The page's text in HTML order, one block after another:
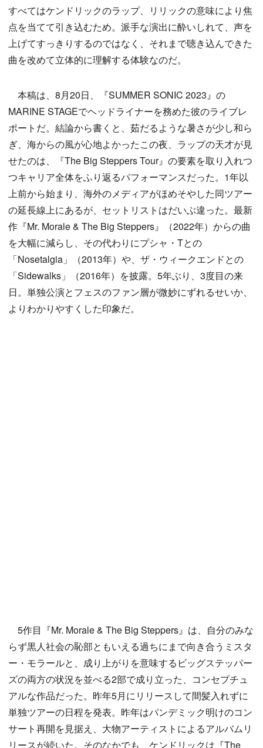
すべてはケンドリックのラップ、リリックの意味により焦
点を当てて引き込むため。派手な演出に酔いしれて、声を
上げてすっきりするのではなく、それまで聴き込んできた
曲を改めて立体的に理解する体験なのだ。
本稿は、8月20日、『SUMMER SONIC 2023』の
MARINE STAGEでヘッドライナーを務めた彼のライブレ
ポートだ。結論から書くと、茹だるような暑さが少し和ら
ぎ、海からの風が心地よかったこの夜、ラップの天才が見
せたのは、『The Big Steppers Tour』の要素を取り入れつ
つキャリア全体をふり返るパフォーマンスだった。1年以
上前から始まり、海外のメディアがほめそやした同ツアー
の延長線上にあるが、セットリストはだいぶ違った。最新
作『Mr. Morale & The Big Steppers』（2022年）からの曲
を大幅に減らし、その代わりにプシャ・Tとの
「Nosetalgia」（2013年）や、ザ・ウィークエンドとの
「Sidewalks」（2016年）を披露。5年ぶり、3度目の来
日。単独公演とフェスのファン層が微妙にずれるせいか、
よりわかりやすくした印象だ。
5作目『Mr. Morale & The Big Steppers』は、自分のみな
らず黒人社会の恥部ともいえる過ちにまで向き合うミスタ
ー・モラールと、成り上がりを意味するビッグステッパー
ズの両方の状況を並べる2部で成り立った、コンセプチュ
アルな作品だった。昨年5月にリリースして間髪入れずに
単独ツアーの日程を発表。昨年はパンデミック明けのコン
サート再開を見据え、大物アーティストによるアルバムリ
リースが続いた。そのなかでも、ケンドリックは『The